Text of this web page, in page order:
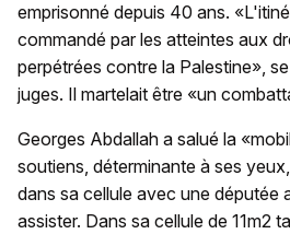
emprisonné depuis 40 ans.
commandé par les atteintes aux
perpétrées contre la Palestine»,
juges. Il martelait être «un
Georges Abdallah a salué la
soutiens, déterminante à ses
dans sa cellule avec une députée
assister. Dans sa cellule de 11m2